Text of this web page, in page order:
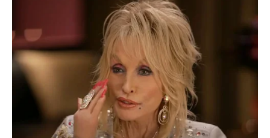
. Autoritet raste, reputacija jača, a trud
Moguće su povišice, priznanja, pa čak i javna pohvala.
Ljubav:
Iako često delujete hladno, emocije sada dolaze u prvi
plan.
Za slobodne Jarčeve – osoba iz prošlosti može se
vratiti, ali ovog puta sa iskrenim namerama.